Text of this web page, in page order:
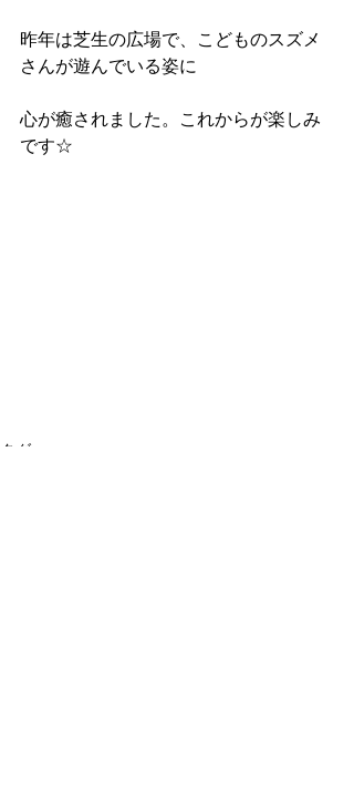
昨年は芝生の広場で、こどものスズメ
さんが遊んでいる姿に
心が癒されました。これからが楽しみ
です☆
タグ：